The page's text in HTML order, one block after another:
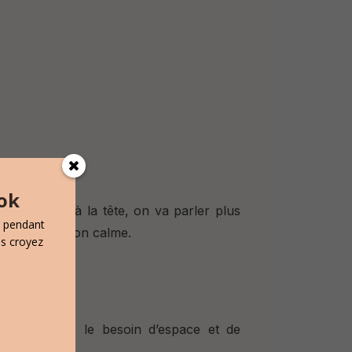
fait mal à la tête, on va parler plus
calme.
repos, le besoin d’espace et de
pendant
croyez